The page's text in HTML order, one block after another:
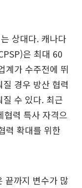
상대다. 캐나다
은 최대 60
계가 수주전에 뛰
경우 방산 협력
수 있다. 최근
협력 특사 자격으
력 확대를 위한
끝까지 변수가 많